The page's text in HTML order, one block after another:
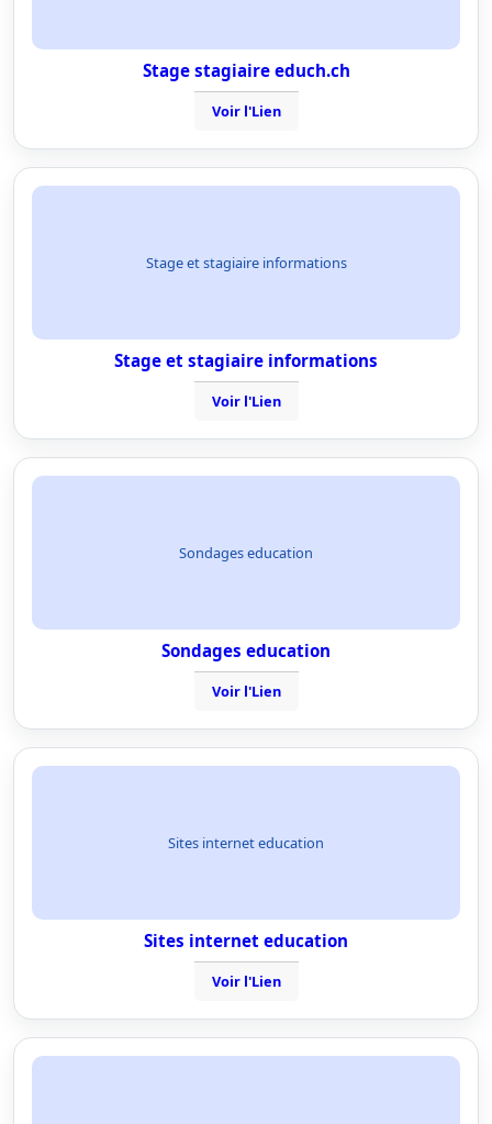
Stage stagiaire educh.ch
Voir l'Lien
Stage et stagiaire informations
Stage et stagiaire informations
Voir l'Lien
Sondages education
Sondages education
Voir l'Lien
Sites internet education
Sites internet education
Voir l'Lien